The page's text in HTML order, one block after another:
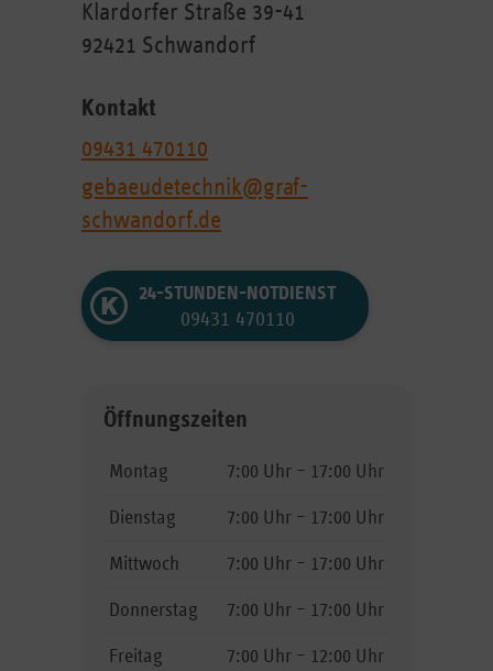
Klardorfer Straße 39-41
92421 Schwandorf
Kontakt
09431 470110
gebaeudetechnik@graf-
schwandorf.de
24-STUNDEN-NOTDIENST
09431 470110
Öffnungszeiten
Montag 7:00 Uhr – 17:00 Uhr
Dienstag 7:00 Uhr – 17:00 Uhr
Mittwoch 7:00 Uhr – 17:00 Uhr
Donnerstag 7:00 Uhr – 17:00 Uhr
Freitag 7:00 Uhr – 12:00 Uhr